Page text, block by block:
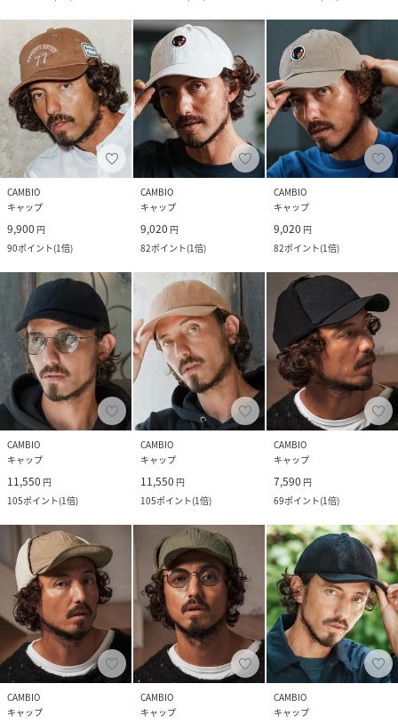
CAMBIO
キャップ
9,900 円
90ポイント(1倍)
CAMBIO
キャップ
9,020 円
82ポイント(1倍)
CAMBIO
キャップ
9,020 円
82ポイント(1倍)
CAMBIO
キャップ
11,550 円
105ポイント(1倍)
CAMBIO
キャップ
11,550 円
105ポイント(1倍)
CAMBIO
キャップ
7,590 円
69ポイント(1倍)
CAMBIO
キャップ
CAMBIO
キャップ
CAMBIO
キャップ